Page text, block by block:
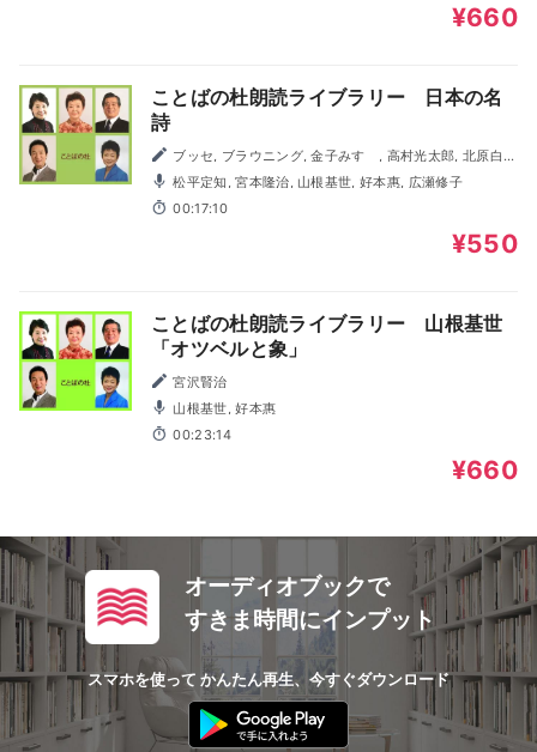
¥660
ことばの杜朗読ライブラリー 日本の名
詩
秋, 島崎藤村, 宮沢賢治
松平定知, 宮本隆治, 山根基世, 好本惠, 広瀬修子
00:17:10
¥550
ことばの杜朗読ライブラリー 山根基世
「オツベルと象」
宮沢賢治
山根基世, 好本惠
00:23:14
¥660
オーディオブックで
すきま時間にインプット
スマホを使って かんたん再生、今すぐダウンロード